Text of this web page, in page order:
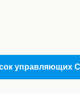
управляющих